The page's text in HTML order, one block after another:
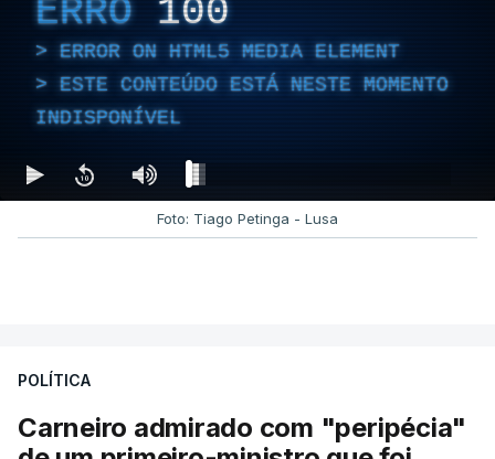
ERRO 100
ERROR ON HTML5 MEDIA ELEMENT
ESTE CONTEÚDO ESTÁ NESTE MOMENTO
INDISPONÍVEL
Foto: Tiago Petinga - Lusa
POLÍTICA
Carneiro admirado com "peripécia"